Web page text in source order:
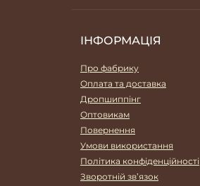
ІНФОРМАЦІЯ
Про фабрику
Оплата та доставка
Дропшиппінг
Оптовикам
Повернення
Умови використання
Політика конфіденційності
Зворотній зв’язок